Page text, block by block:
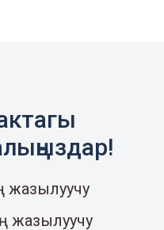
жазылуучу
жазылуучу